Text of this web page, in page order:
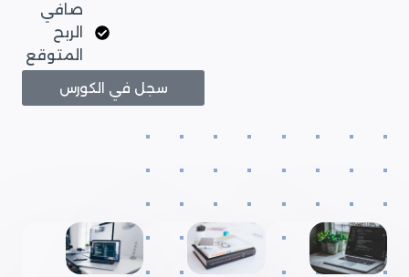
صافي
الربح
المتوقع
سجل في الكورس